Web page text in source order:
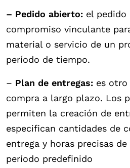
– Pedido abierto: el pedido
compromiso vinculante
material o servicio de un
período de tiempo.
– Plan de entregas: es otro
compra a largo plazo. Los
permiten la creación de
especifican cantidades de
entrega y horas precisas
período predefinido